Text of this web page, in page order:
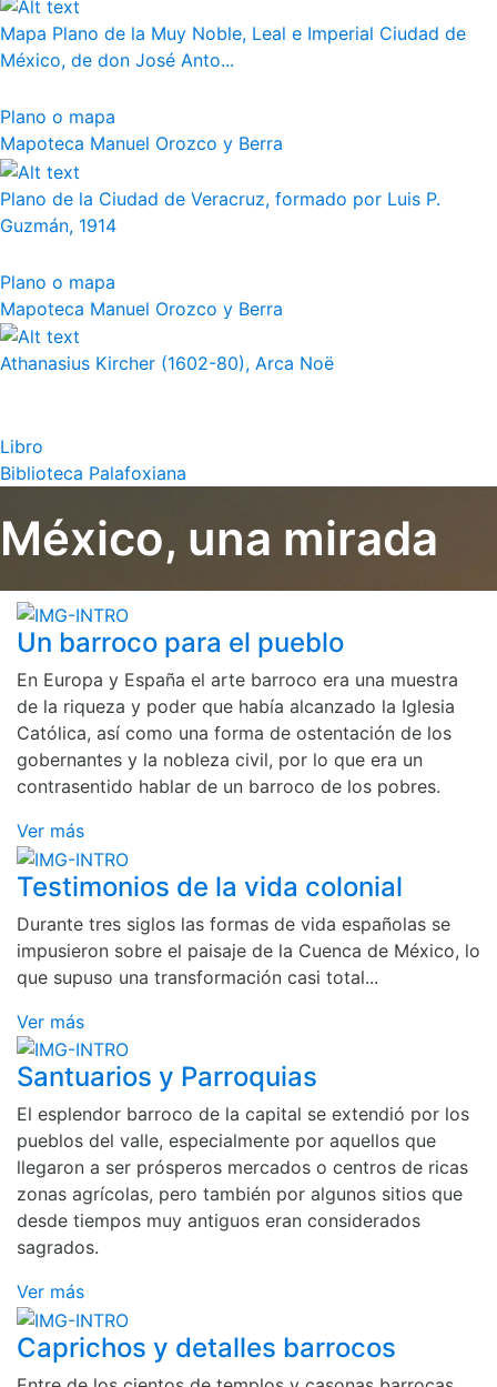
Mapa Plano de la Muy Noble, Leal e Imperial Ciudad de
México, de don José Anto...
Plano o mapa
Mapoteca Manuel Orozco y Berra
Plano de la Ciudad de Veracruz, formado por Luis P.
Guzmán, 1914
Plano o mapa
Mapoteca Manuel Orozco y Berra
Athanasius Kircher (1602-80), Arca Noë
Libro
Biblioteca Palafoxiana
México, una mirada
Un barroco para el pueblo
En Europa y España el arte barroco era una muestra
de la riqueza y poder que había alcanzado la Iglesia
Católica, así como una forma de ostentación de los
gobernantes y la nobleza civil, por lo que era un
contrasentido hablar de un barroco de los pobres.
Ver más
Testimonios de la vida colonial
Durante tres siglos las formas de vida españolas se
impusieron sobre el paisaje de la Cuenca de México, lo
que supuso una transformación casi total...
Ver más
Santuarios y Parroquias
El esplendor barroco de la capital se extendió por los
pueblos del valle, especialmente por aquellos que
llegaron a ser prósperos mercados o centros de ricas
zonas agrícolas, pero también por algunos sitios que
desde tiempos muy antiguos eran considerados
sagrados.
Ver más
Caprichos y detalles barrocos